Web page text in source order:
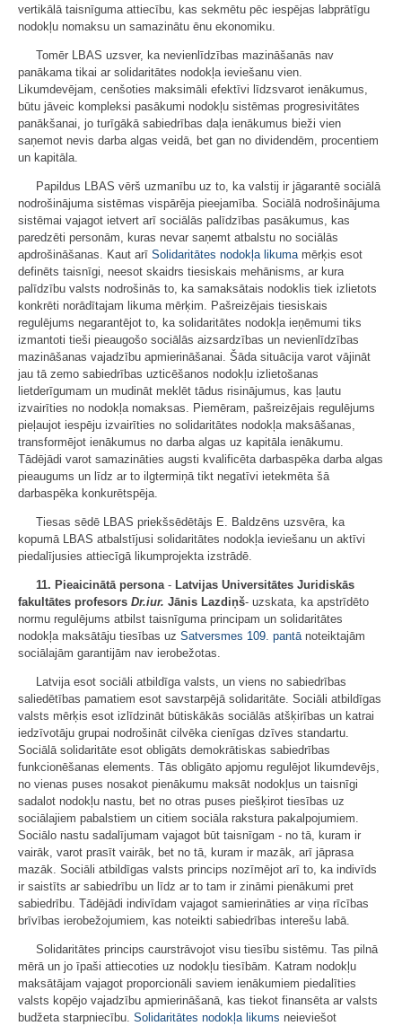
vertikālā taisnīguma attiecību, kas sekmētu pēc iespējas labprātīgu
nodokļu nomaksu un samazinātu ēnu ekonomiku.
Tomēr LBAS uzsver, ka nevienlīdzības mazināšanās nav
panākama tikai ar solidaritātes nodokļa ieviešanu vien.
Likumdevējam, cenšoties maksimāli efektīvi līdzsvarot ienākumus,
būtu jāveic kompleksi pasākumi nodokļu sistēmas progresivitātes
panākšanai, jo turīgākā sabiedrības daļa ienākumus bieži vien
saņemot nevis darba algas veidā, bet gan no dividendēm, procentiem
un kapitāla.
Papildus LBAS vērš uzmanību uz to, ka valstij ir jāgarantē sociālā
nodrošinājuma sistēmas vispārēja pieejamība. Sociālā nodrošinājuma
sistēmai vajagot ietvert arī sociālās palīdzības pasākumus, kas
paredzēti personām, kuras nevar saņemt atbalstu no sociālās
apdrošināšanas. Kaut arī Solidaritātes nodokļa likuma mērķis esot
definēts taisnīgi, neesot skaidrs tiesiskais mehānisms, ar kura
palīdzību valsts nodrošinās to, ka samaksātais nodoklis tiek izlietots
konkrēti norādītajam likuma mērķim. Pašreizējais tiesiskais
regulējums negarantējot to, ka solidaritātes nodokļa ieņēmumi tiks
izmantoti tieši pieaugošo sociālās aizsardzības un nevienlīdzības
mazināšanas vajadzību apmierināšanai. Šāda situācija varot vājināt
jau tā zemo sabiedrības uzticēšanos nodokļu izlietošanas
lietderīgumam un mudināt meklēt tādus risinājumus, kas ļautu
izvairīties no nodokļa nomaksas. Piemēram, pašreizējais regulējums
pieļaujot iespēju izvairīties no solidaritātes nodokļa maksāšanas,
transformējot ienākumus no darba algas uz kapitāla ienākumu.
Tādējādi varot samazināties augsti kvalificēta darbaspēka darba algas
pieaugums un līdz ar to ilgtermiņā tikt negatīvi ietekmēta šā
darbaspēka konkurētspēja.
Tiesas sēdē LBAS priekšsēdētājs E. Baldzēns uzsvēra, ka
kopumā LBAS atbalstījusi solidaritātes nodokļa ieviešanu un aktīvi
piedalījusies attiecīgā likumprojekta izstrādē.
11. Pieaicinātā persona - Latvijas Universitātes Juridiskās
fakultātes profesors Dr.iur. Jānis Lazdiņš- uzskata, ka apstrīdēto
normu regulējums atbilst taisnīguma principam un solidaritātes
nodokļa maksātāju tiesības uz Satversmes 109. pantā noteiktajām
sociālajām garantijām nav ierobežotas.
Latvija esot sociāli atbildīga valsts, un viens no sabiedrības
saliedētības pamatiem esot savstarpējā solidaritāte. Sociāli atbildīgas
valsts mērķis esot izlīdzināt būtiskākās sociālās atšķirības un katrai
iedzīvotāju grupai nodrošināt cilvēka cienīgas dzīves standartu.
Sociālā solidaritāte esot obligāts demokrātiskas sabiedrības
funkcionēšanas elements. Tās obligāto apjomu regulējot likumdevējs,
no vienas puses nosakot pienākumu maksāt nodokļus un taisnīgi
sadalot nodokļu nastu, bet no otras puses piešķirot tiesības uz
sociālajiem pabalstiem un citiem sociāla rakstura pakalpojumiem.
Sociālo nastu sadalījumam vajagot būt taisnīgam - no tā, kuram ir
vairāk, varot prasīt vairāk, bet no tā, kuram ir mazāk, arī jāprasa
mazāk. Sociāli atbildīgas valsts princips nozīmējot arī to, ka indivīds
ir saistīts ar sabiedrību un līdz ar to tam ir zināmi pienākumi pret
sabiedrību. Tādējādi indivīdam vajagot samierināties ar viņa rīcības
brīvības ierobežojumiem, kas noteikti sabiedrības interešu labā.
Solidaritātes princips caurstrāvojot visu tiesību sistēmu. Tas pilnā
mērā un jo īpaši attiecoties uz nodokļu tiesībām. Katram nodokļu
maksātājam vajagot proporcionāli saviem ienākumiem piedalīties
valsts kopējo vajadzību apmierināšanā, kas tiekot finansēta ar valsts
budžeta starpniecību. Solidaritātes nodokļa likums neieviešot